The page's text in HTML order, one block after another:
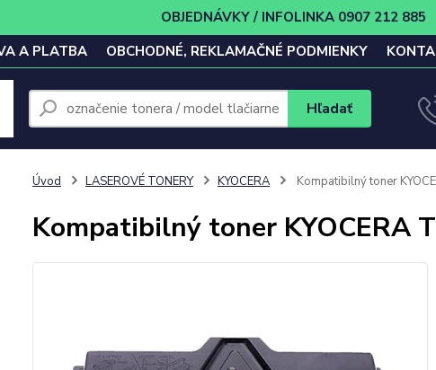
OBJEDNÁVKY / INFOLINKA 0907 212 885
A PLATBA OBCHODNÉ, REKLAMAČNÉ PODMIENKY
Hľadať
Úvod LASEROVÉ TONERY KYOCERA Kompatibilný toner
Kompatibilný toner KYOCERA